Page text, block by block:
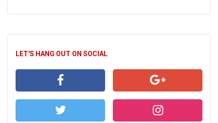
LET'S HANG OUT ON SOCIAL